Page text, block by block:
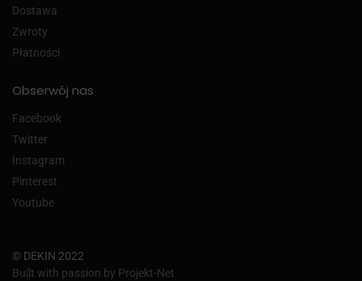
Dostawa
Zwroty
Płatności
Obserwój nas
Facebook
Twitter
Instagram
Pinterest
Youtube
© DEKIN 2022
Built with passion by Projekt-Net